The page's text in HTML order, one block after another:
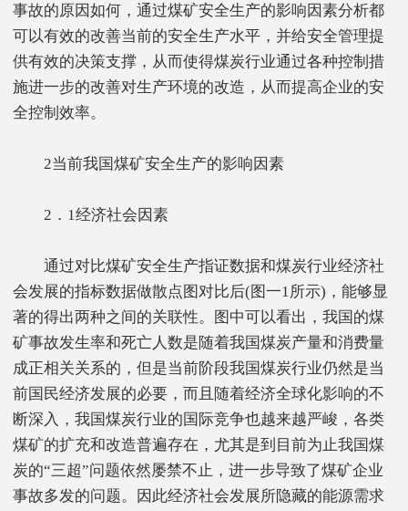
事故的原因如何，通过煤矿安全生产的影响因素分析都
可以有效的改善当前的安全生产水平，并给安全管理提
供有效的决策支撑，从而使得煤炭行业通过各种控制措
施进一步的改善对生产环境的改造，从而提高企业的安
全控制效率。
2当前我国煤矿安全生产的影响因素
2．1经济社会因素
通过对比煤矿安全生产指证数据和煤炭行业经济社
会发展的指标数据做散点图对比后(图一1所示)，能够显
著的得出两种之间的关联性。图中可以看出，我国的煤
矿事故发生率和死亡人数是随着我国煤炭产量和消费量
成正相关关系的，但是当前阶段我国煤炭行业仍然是当
前国民经济发展的必要，而且随着经济全球化影响的不
断深入，我国煤炭行业的国际竞争也越来越严峻，各类
煤矿的扩充和改造普遍存在，尤其是到目前为止我国煤
炭的“三超”问题依然屡禁不止，进一步导致了煤矿企业
事故多发的问题。因此经济社会发展所隐藏的能源需求